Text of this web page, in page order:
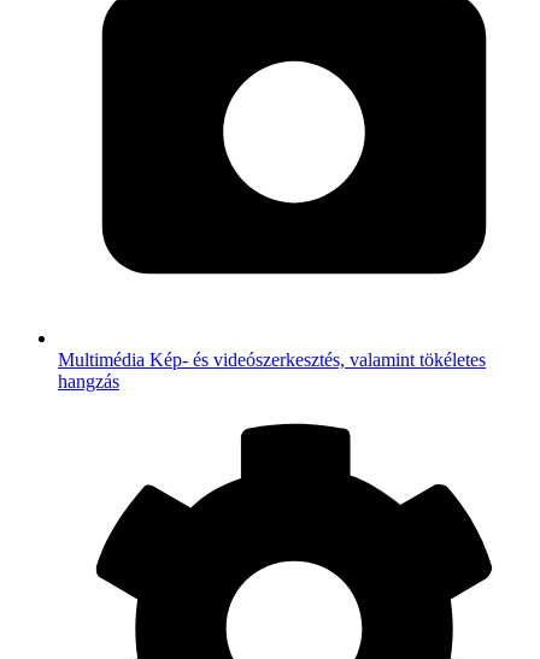
Multimédia Kép- és videószerkesztés, valamint tökéletes
hangzás